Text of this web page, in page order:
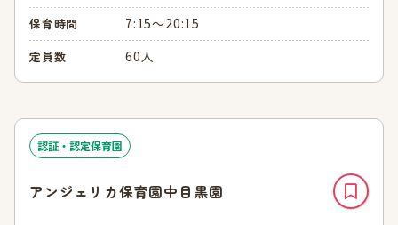
保育時間 7:15～20:15
定員数 60人
認証・認定保育園
アンジェリカ保育園中目黒園